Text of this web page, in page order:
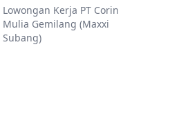
Lowongan Kerja PT Corin
Mulia Gemilang (Maxxi
Subang)